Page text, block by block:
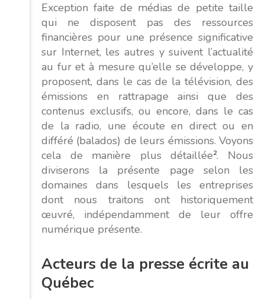
Exception faite de médias de petite taille
qui ne disposent pas des ressources
financières pour une présence significative
sur Internet, les autres y suivent l’actualité
au fur et à mesure qu’elle se développe, y
proposent, dans le cas de la télévision, des
émissions en rattrapage ainsi que des
contenus exclusifs, ou encore, dans le cas
de la radio, une écoute en direct ou en
différé (balados) de leurs émissions. Voyons
cela de manière plus détaillée2. Nous
diviserons la présente page selon les
domaines dans lesquels les entreprises
dont nous traitons ont historiquement
œuvré, indépendamment de leur offre
numérique présente.
Acteurs de la presse écrite au
Québec